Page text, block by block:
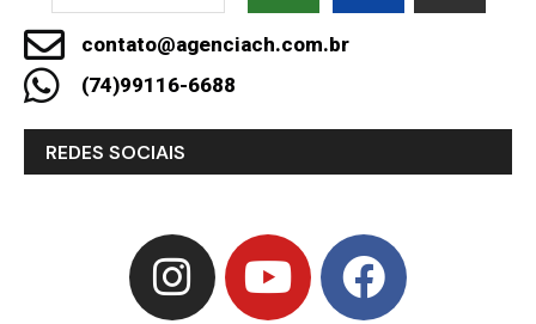
contato@agenciach.com.br
(74)99116-6688
REDES SOCIAIS